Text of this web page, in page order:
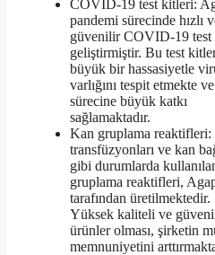
COVID-19 test kitleri:
pandemi sürecinde hızlı
güvenilir COVID-19 test
geliştirmiştir. Bu test
büyük bir hassasiyetle
varlığını tespit etmekte ve
sürecine büyük katkı
sağlamaktadır.
Kan gruplama reaktifleri:
transfüzyonları ve kan
gibi durumlarda
gruplama reaktifleri,
tarafından üretilmektedir.
Yüksek kaliteli ve
ürünler olması, şirketin
memnuniyetini